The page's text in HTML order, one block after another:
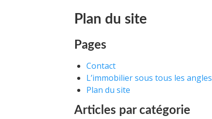
Plan du site
Pages
Contact
L’immobilier sous tous les angles
Plan du site
Articles par catégorie